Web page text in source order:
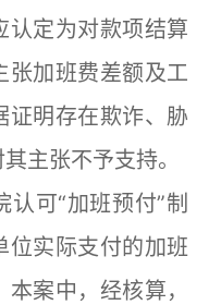
认定为对款项结算
张加班费差额及工
证明存在欺诈、胁
主张不予支持。
可“加班预付”制
位实际支付的加班
案中，经核算，